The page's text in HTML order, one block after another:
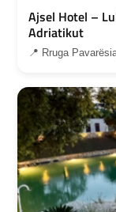
Ajsel Hotel –
Adriatikut
📍 Rruga